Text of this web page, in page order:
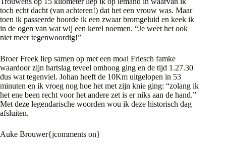
toch echt dacht (van achteren!) dat het een vrouw was. Maar
toen ik passeerde hoorde ik een zwaar bromgeluid en keek ik
in de ogen van wat wij een kerel noemen. “Je weet het ook
niet meer tegenwoordig!”
Broer Freek liep samen op met een moai Friesch famke
waardoor zijn hartslag teveel omhoog ging en de tijd 1.27.30
dus wat tegenviel. Johan heeft de 10Km uitgelopen in 53
minuten en ik vroeg nog hoe het met zijn knie ging: “zolang ik
het ene been recht voor het andere zet is er niks aan de hand.”
Met deze legendarische woorden wou ik deze historisch dag
afsluiten.
Auke Brouwer{jcomments on}